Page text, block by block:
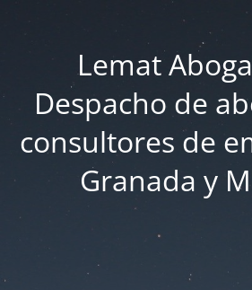
Lemat
Despacho de
consultores de
Granada y